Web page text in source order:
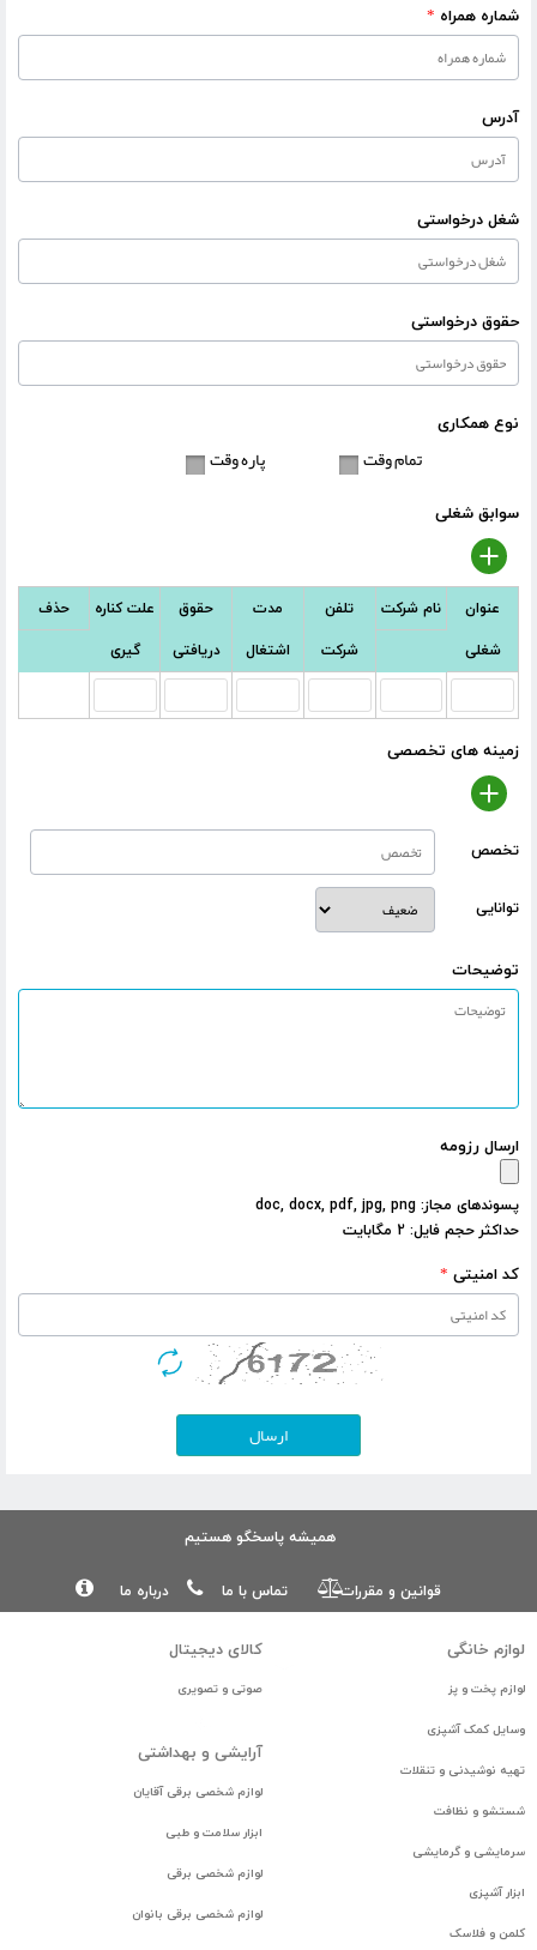
شماره همراه *
آدرس
شغل درخواستی
حقوق درخواستی
نوع همکاری
تمام وقت پاره وقت
سوابق شغلی
عنوان
شغلی
نام شرکت
تلفن
شرکت
مدت
اشتغال
حقوق
دریافتی
علت کناره
گیری
حذف
زمینه های تخصصی
تخصص
توانایی
توضیحات
ارسال رزومه
پسوندهای مجاز: doc, docx, pdf, jpg, png
حداکثر حجم فایل: 2 مگابایت
کد امنیتی *
همیشه پاسخگو هستیم
درباره ما تماس با ما قوانین و مقررات
لوازم خانگی
لوازم پخت و پز
وسایل کمک آشپزی
تهیه نوشیدنی و تنقلات
شستشو و نظافت
سرمایشی و گرمایشی
ابزار آشپزی
کلمن و فلاسک
كالای ديجيتال
صوتی و تصویری
آرایشی و بهداشتی
لوازم شخصی برقی آقایان
ابزار سلامت و طبی
لوازم شخصی برقی
لوازم شخصی برقی بانوان